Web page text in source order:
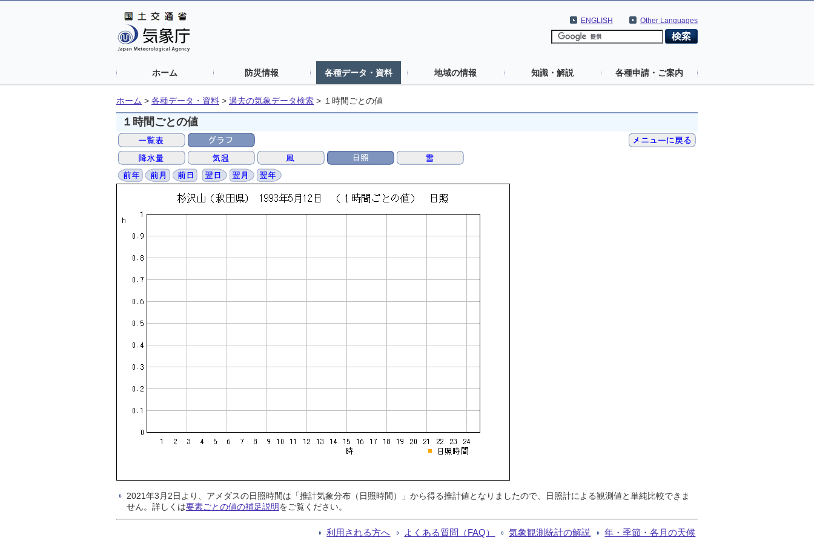
Other Languages
ENGLISH
ホーム 防災情報 各種データ・資料 地域の情報 知識・解説 各種申請・ご案内
ホーム > 各種データ・資料 > 過去の気象データ検索 > １時間ごとの値
１時間ごとの値
2021年3月2日より、アメダスの日照時間は「推計気象分布（日照時間）」から得る推計値となりましたので、日照計による観測値と単純比較できま
せん。詳しくは要素ごとの値の補足説明をご覧ください。
利用される方へ よくある質問（FAQ） 気象観測統計の解説 年・季節・各月の天候